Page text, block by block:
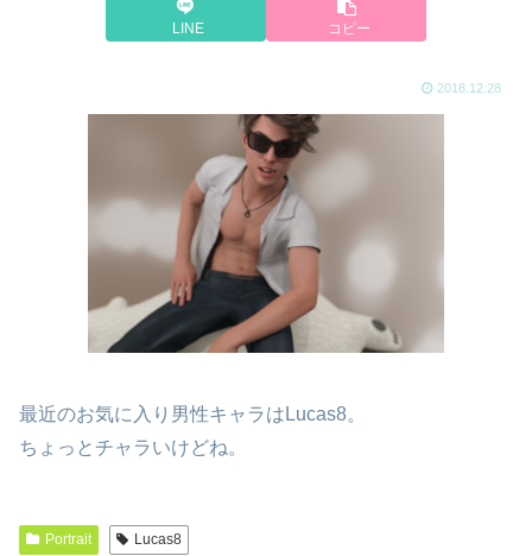
LINE コピー
2018.12.28
最近のお気に入り男性キャラはLucas8。
ちょっとチャラいけどね。
Portrait Lucas8